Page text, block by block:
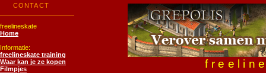
CONTACT
freelineskate
Home
Informatie:
freelineskate training
Waar kan je ze kopen
Filmpjes